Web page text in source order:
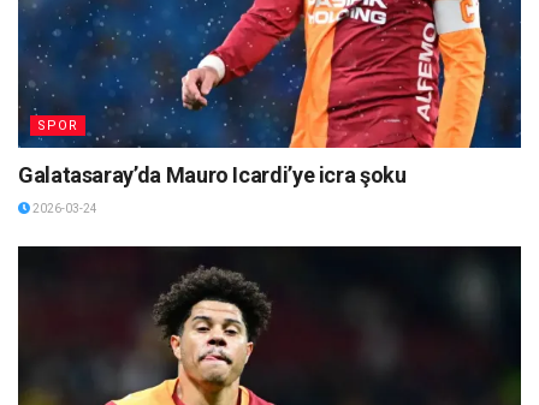
SPOR
Galatasaray’da Mauro Icardi’ye icra şoku
2026-03-24